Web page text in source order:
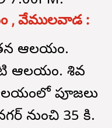
, వేములవాడ :
ఆలయం.
ఆలయం. శివ
పూజలు
నుంచి 35 కి.